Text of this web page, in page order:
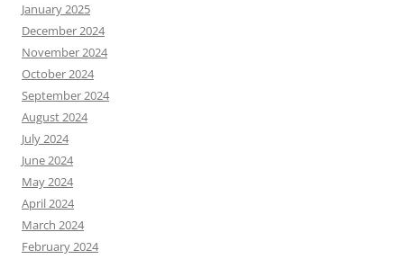
January 2025
December 2024
November 2024
October 2024
September 2024
August 2024
July 2024
June 2024
May 2024
April 2024
March 2024
February 2024